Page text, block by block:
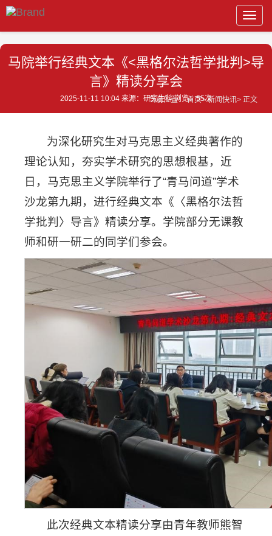
马院举行经典文本《<黑格尔法哲学批判>导
言》精读分享会
2025-11-11 10:04 来源：研究生科 浏览：55次
当前位置： 首页> 新闻快讯> 正文
为深化研究生对马克思主义经典著作的
理论认知，夯实学术研究的思想根基，近
日，马克思主义学院举行了“青马问道”学术
沙龙第九期，进行经典文本《〈黑格尔法哲
学批判〉导言》精读分享。学院部分无课教
师和研一研二的同学们参会。
此次经典文本精读分享由青年教师熊智